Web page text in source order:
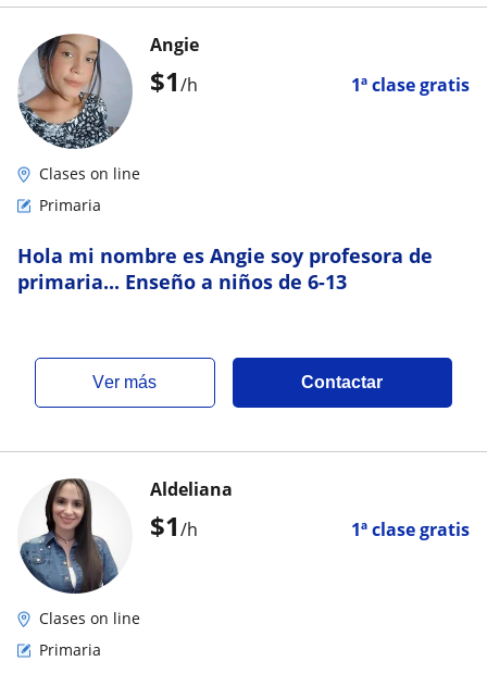
$1/h 1ª clase gratis
Angie
Clases on line
Primaria
Hola mi nombre es Angie soy profesora de
primaria... Enseño a niños de 6-13
ver más Contactar
$1/h 1ª clase gratis
Aldeliana
Clases on line
Primaria